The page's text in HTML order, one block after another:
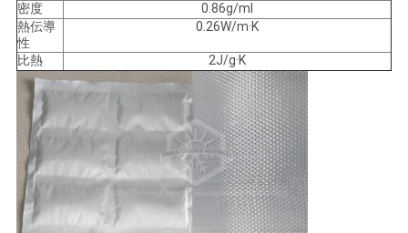
密度
0.86g/ml
熱伝導
性
0.26W/m·K
比熱 2J/g·K